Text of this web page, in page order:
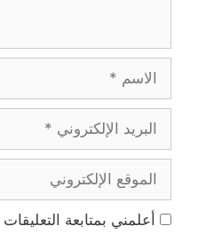
الاسم
البريد
الإلكتروني
الموقع
الإلكتروني
أعلمني بمتابعة